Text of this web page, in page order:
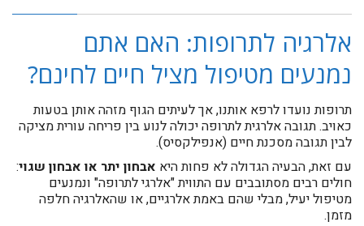
אלרגיה לתרופות: האם אתם
נמנעים מטיפול מציל חיים לחינם?
​תרופות נועדו לרפא אותנו, אך לעיתים הגוף מזהה אותן בטעות
כאויב. תגובה אלרגית לתרופה יכולה לנוע בין פריחה עורית מציקה
לבין תגובה מסכנת חיים (אנפילקסיס).
עם זאת, הבעיה הגדולה לא פחות היא אבחון יתר או אבחון שגוי:
חולים רבים מסתובבים עם התווית "אלרגי לתרופה" ונמנעים
מטיפול יעיל, מבלי שהם באמת אלרגיים, או שהאלרגיה חלפה
מזמן.